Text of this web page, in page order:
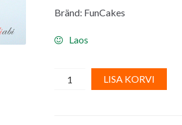
Bränd: FunCakes
Laos
Tordialus,
aluspapp,
LISA KORVI
l